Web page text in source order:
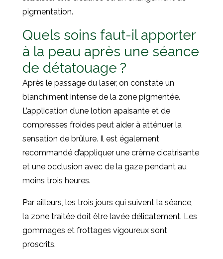
pigmentation.
Quels soins faut-il apporter
à la peau après une séance
de détatouage ?
Après le passage du laser, on constate un
blanchiment intense de la zone pigmentée.
L’application d’une lotion apaisante et de
compresses froides peut aider à atténuer la
sensation de brûlure. Il est également
recommandé d’appliquer une crème cicatrisante
et une occlusion avec de la gaze pendant au
moins trois heures.
Par ailleurs, les trois jours qui suivent la séance,
la zone traitée doit être lavée délicatement. Les
gommages et frottages vigoureux sont
proscrits.